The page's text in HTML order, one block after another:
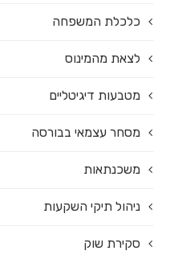
כלכלת המשפחה
לצאת מהמינוס
מטבעות דיגיטליים
מסחר עצמאי בבורסה
משכנתאות
ניהול תיקי השקעות
סקירת שוק